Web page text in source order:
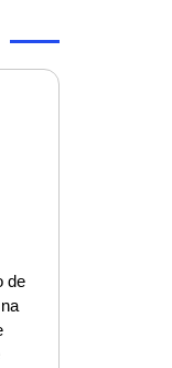
de